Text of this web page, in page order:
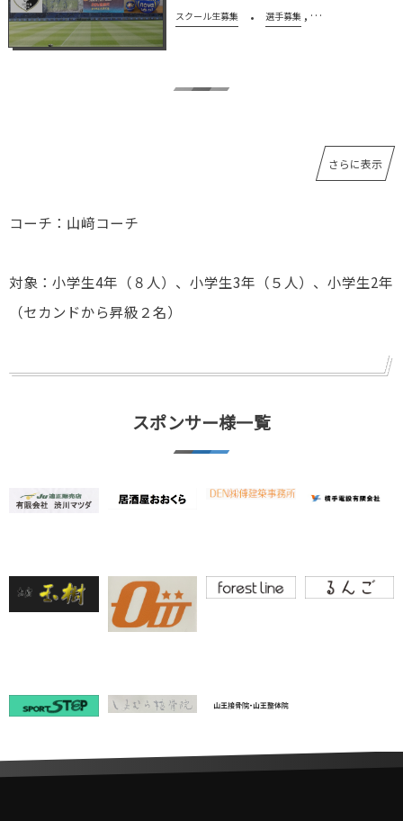
スクール生募集 選手募集 , …
さらに表示
コーチ：山﨑コーチ
対象：小学生4年（８人）、小学生3年（５人）、小学生2年
（セカンドから昇級２名）
スポンサー様一覧